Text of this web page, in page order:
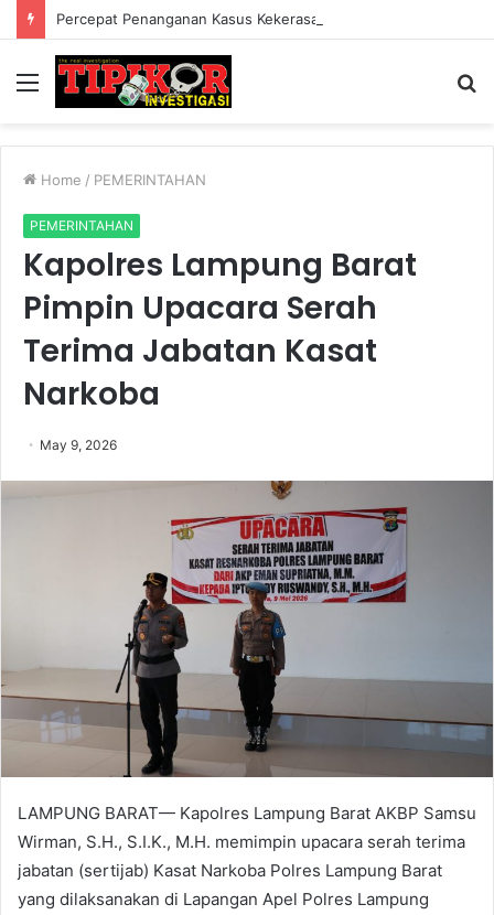
Menu
Home / PEMERINTAHAN
PEMERINTAHAN
Kapolres Lampung Barat
Pimpin Upacara Serah
Terima Jabatan Kasat
Narkoba
May 9, 2026
LAMPUNG BARAT— Kapolres Lampung Barat AKBP Samsu
Wirman, S.H., S.I.K., M.H. memimpin upacara serah terima
jabatan (sertijab) Kasat Narkoba Polres Lampung Barat
yang dilaksanakan di Lapangan Apel Polres Lampung